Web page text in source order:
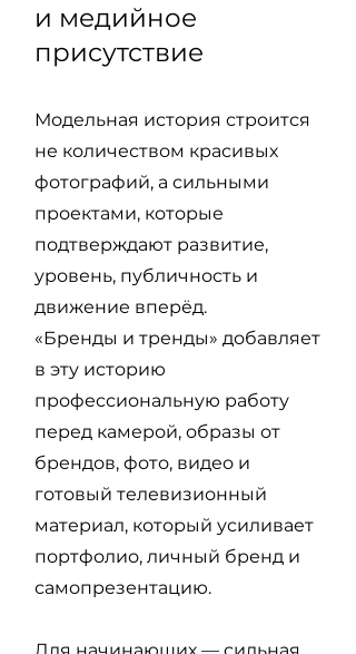
и медийное
присутствие
Модельная история строится
не количеством красивых
фотографий, а сильными
проектами, которые
подтверждают развитие,
уровень, публичность и
движение вперёд.
«Бренды и тренды» добавляет
в эту историю
профессиональную работу
перед камерой, образы от
брендов, фото, видео и
готовый телевизионный
материал, который усиливает
портфолио, личный бренд и
самопрезентацию.